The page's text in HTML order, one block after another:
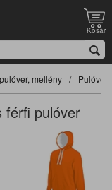
Kosár
mellény Pulóver
férfi pulóver